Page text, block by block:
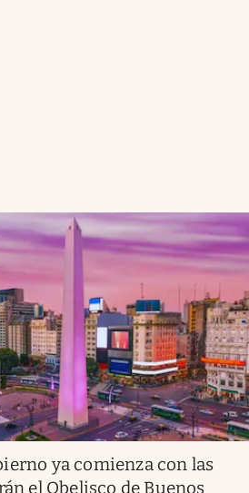
ya comienza con las
el Obelisco de Buenos